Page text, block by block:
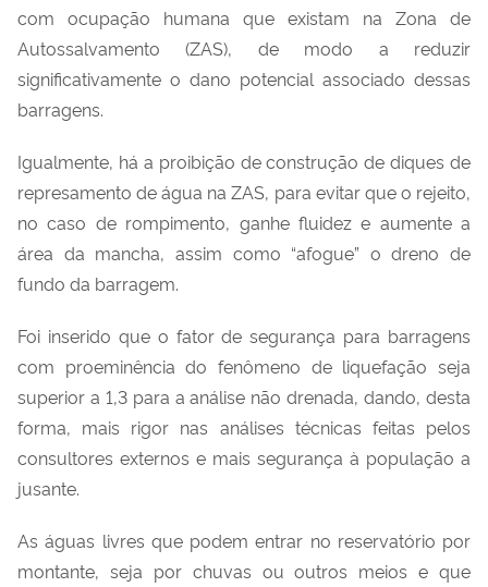
com ocupação humana que existam na Zona de
Autossalvamento (ZAS), de modo a reduzir
significativamente o dano potencial associado dessas
barragens.
Igualmente, há a proibição de construção de diques de
represamento de água na ZAS, para evitar que o rejeito,
no caso de rompimento, ganhe fluidez e aumente a
área da mancha, assim como “afogue” o dreno de
fundo da barragem.
Foi inserido que o fator de segurança para barragens
com proeminência do fenômeno de liquefação seja
superior a 1,3 para a análise não drenada, dando, desta
forma, mais rigor nas análises técnicas feitas pelos
consultores externos e mais segurança à população a
jusante.
As águas livres que podem entrar no reservatório por
montante, seja por chuvas ou outros meios e que